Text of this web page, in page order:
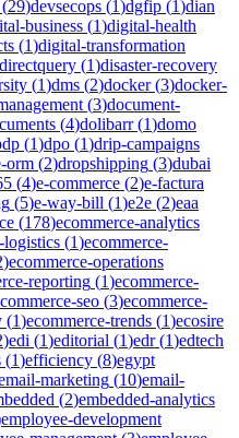
(29)devsecops (1)dgfip (1)dian
business (1)digital-health
(1)digital-transformation
directquery (1)disaster-recovery
(1)dms (2)docker(3)docker-
(3)document-
(4)dolibarr(1)domo
(1)dpo (1)drip-campaigns
orm (2)dropshipping (3)dubai
(4)e-commerce (2)e-factura
(5)e-way-bill (1)e2e (2)eaa
(178)ecommerce-analytics
logistics (1)ecommerce-
)ecommerce-operations
reporting (1)ecommerce-
seo (3)ecommerce-
(1)ecommerce-trends (1)ecosire
)edi (1)editorial (1)edr(1)edtech
(1)efficiency (8)egypt
marketing (10)email-
(2)embedded-analytics
employee-development